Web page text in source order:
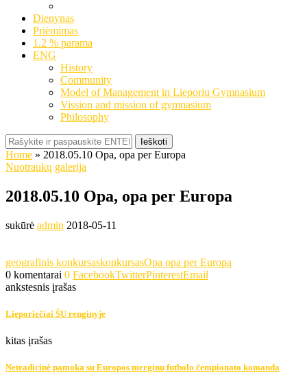
Dienynas
Priėmimas
1.2 % parama
ENG
History
Community
Model of Management in Lieporiu Gymnasium
Vission and mission of gymnasium
Philosophy
Ieškoti
Home » 2018.05.10 Opa, opa per Europa
Nuotraukų galerija
2018.05.10 Opa, opa per Europa
sukūrė admin 2018-05-11
geografinis konkursaskonkursasOpa opa per Europą
0 komentarai 0 FacebookTwitterPinterestEmail
ankstesnis įrašas
Lieporiečiai ŠU renginyje
kitas įrašas
Netradicinė pamoka su Europos merginų futbolo čempionato komanda